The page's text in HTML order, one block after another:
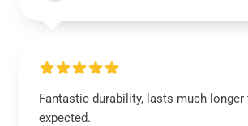
Fantastic durability, lasts much longer
expected.